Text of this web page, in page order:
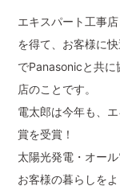
エキスパート工事
を得て、お客様に
でPanasonicと共に
店のことです。
電太郎は今年も、
賞を受賞！
太陽光発電・オー
お客様の暮らしを